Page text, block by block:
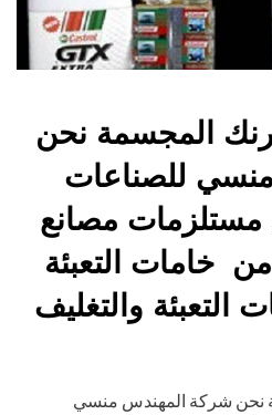
المجسمة نحن
للصناعات
مستلزمات مصانع
خامات التعبئة
التعبئة والتغليف
نحن شركة المهندس منسي